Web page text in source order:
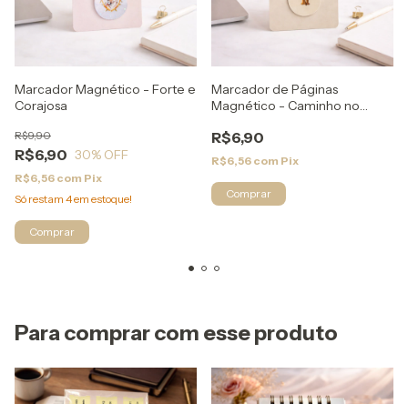
Marcador Magnético - Forte e
Corajosa
R$6,90
R$9,90
30% OFF
R$6,56 com Pix
Só restam 4em estoque!
Comprar
Marcador de Páginas
Magnético - Caminho no
R$6,90
R$6,56 com Pix
Comprar
Para comprar com esse produto